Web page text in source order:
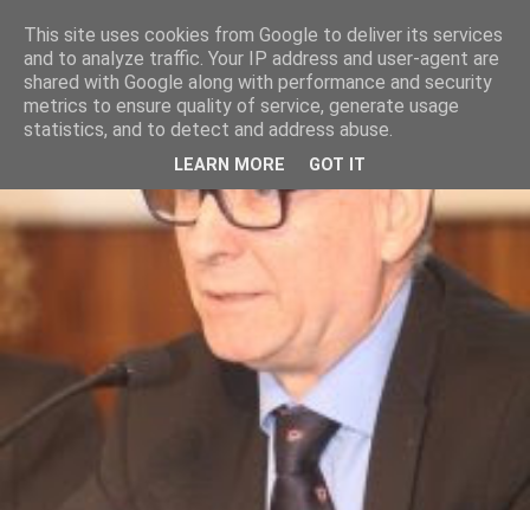
This site uses cookies from Google to deliver its services
and to analyze traffic. Your IP address and user-agent are
shared with Google along with performance and security
metrics to ensure quality of service, generate usage
statistics, and to detect and address abuse.
LEARN MORE GOT IT